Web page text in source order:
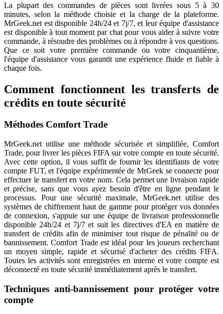
La plupart des commandes de pièces sont livrées sous 5 à 30
minutes, selon la méthode choisie et la charge de la plateforme.
MrGeek.net est disponible 24h/24 et 7j/7, et leur équipe d'assistance
est disponible à tout moment par chat pour vous aider à suivre votre
commande, à résoudre des problèmes ou à répondre à vos questions.
Que ce soit votre première commande ou votre cinquantième,
l'équipe d'assistance vous garantit une expérience fluide et fiable à
chaque fois.
Comment fonctionnent les transferts de
crédits en toute sécurité
Méthodes Comfort Trade
MrGeek.net utilise une méthode sécurisée et simplifiée, Comfort
Trade, pour livrer les pièces FIFA sur votre compte en toute sécurité.
Avec cette option, il vous suffit de fournir les identifiants de votre
compte FUT, et l'équipe expérimentée de MrGeek se connecte pour
effectuer le transfert en votre nom. Cela permet une livraison rapide
et précise, sans que vous ayez besoin d'être en ligne pendant le
processus. Pour une sécurité maximale, MrGeek.net utilise des
systèmes de chiffrement haut de gamme pour protéger vos données
de connexion, s'appuie sur une équipe de livraison professionnelle
disponible 24h/24 et 7j/7 et suit les directives d'EA en matière de
transfert de crédits afin de minimiser tout risque de pénalité ou de
bannissement. Comfort Trade est idéal pour les joueurs recherchant
un moyen simple, rapide et sécurisé d'acheter des crédits FIFA.
Toutes les activités sont enregistrées en interne et votre compte est
déconnecté en toute sécurité immédiatement après le transfert.
Techniques anti-bannissement pour protéger votre
compte